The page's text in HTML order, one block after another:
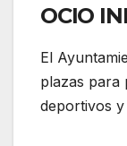
OCIO
El
plazas para
deportivos